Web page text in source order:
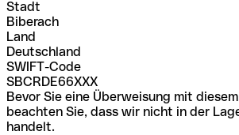
Stadt
Biberach
Land
Deutschland
SWIFT-Code
SBCRDE66XXX
Bevor Sie eine Überweisung mit
beachten Sie, dass wir nicht in der
handelt.